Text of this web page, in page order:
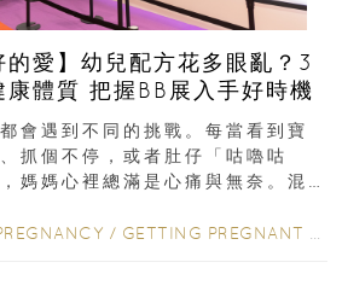
的愛】幼兒配方花多眼亂？3
體質 把握BB展入手好時機
會遇到不同的挑戰。每當看到寶
抓個不停，或者肚仔「咕嚕咕
媽媽心裡總滿是心痛與無奈。混
/ GETTING PREGNANT